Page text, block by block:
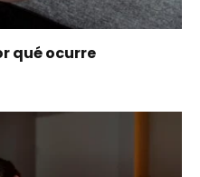
qué ocurre